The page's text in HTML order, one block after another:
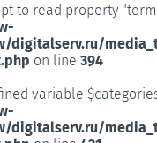
to read property
digitalserv.ru/
on line 394
variable
digitalserv.ru/